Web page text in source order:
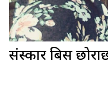
संस्कार बिर्से